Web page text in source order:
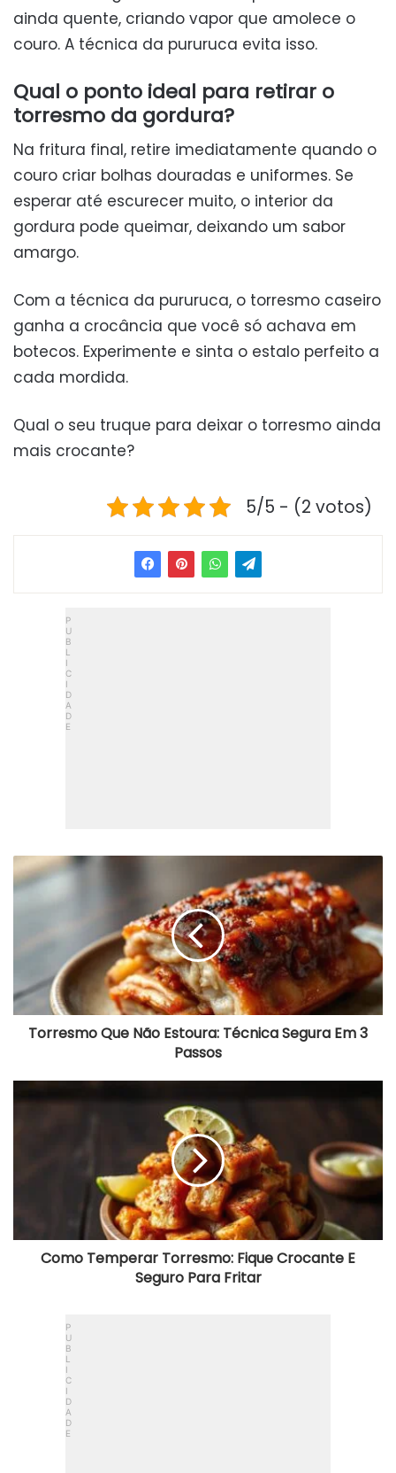
ainda quente, criando vapor que amolece o
couro. A técnica da pururuca evita isso.
Qual o ponto ideal para retirar o
torresmo da gordura?
Na fritura final, retire imediatamente quando o
couro criar bolhas douradas e uniformes. Se
esperar até escurecer muito, o interior da
gordura pode queimar, deixando um sabor
amargo.
Com a técnica da pururuca, o torresmo caseiro
ganha a crocância que você só achava em
botecos. Experimente e sinta o estalo perfeito a
cada mordida.
Qual o seu truque para deixar o torresmo ainda
mais crocante?
5/5 - (2 votos)
Torresmo
Que
Não
Segura
Passos
Torresmo Que Não Estoura: Técnica Segura Em 3
Passos
Como
Temperar
Como Temperar Torresmo: Fique Crocante E
Seguro Para Fritar